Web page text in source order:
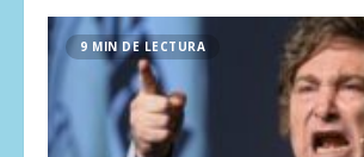
9 MIN DE LECTURA